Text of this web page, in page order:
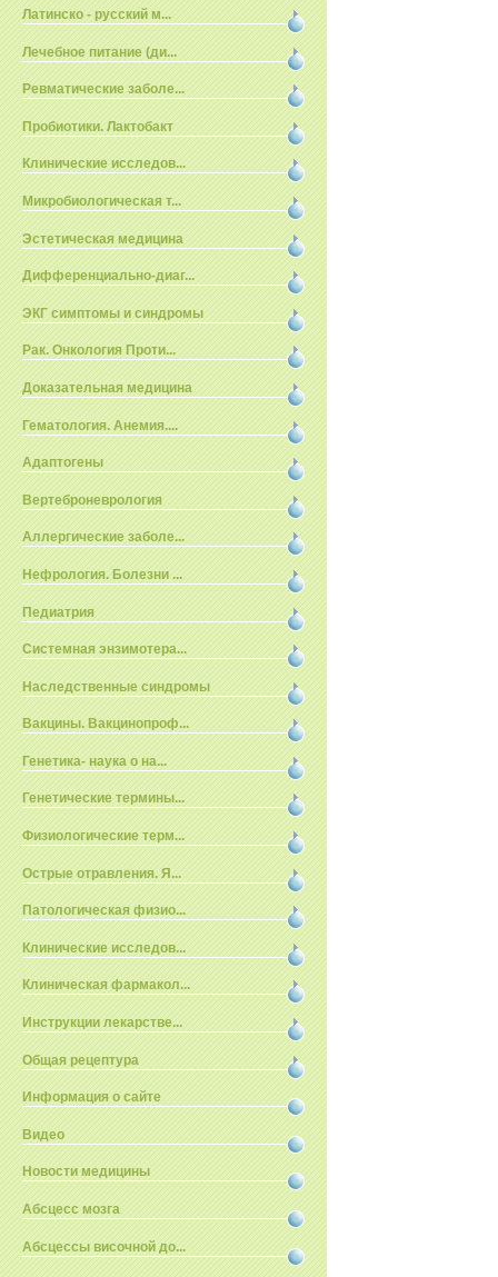
Латинско - русский м...
Лечебное питание (ди...
Ревматические заболе...
Пробиотики. Лактобакт
Клинические исследов...
Микробиологическая т...
Эстетическая медицина
Дифференциально-диаг...
ЭКГ симптомы и синдромы
Рак. Онкология Проти...
Доказательная медицина
Гематология. Анемия....
Адаптогены
Вертеброневрология
Аллергические заболе...
Нефрология. Болезни ...
Педиатрия
Системная энзимотера...
Наследственные синдромы
Вакцины. Вакцинопроф...
Генетика- наука о на...
Генетические термины...
Физиологические терм...
Острые отравления. Я...
Патологическая физио...
Клинические исследов...
Клиническая фармакол...
Инструкции лекарстве...
Общая рецептура
Информация о сайте
Видео
Новости медицины
Абсцесс мозга
Абсцессы височной до...